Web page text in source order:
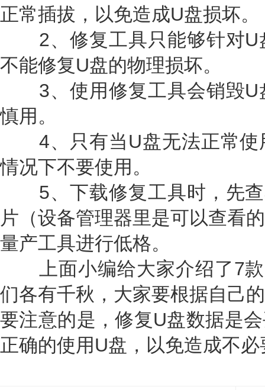
正常插拔，以免造成U盘损坏。
2、修复工具只能够针对U
不能修复U盘的物理损坏。
3、使用修复工具会销毁U
慎用。
4、只有当U盘无法正常使
情况下不要使用。
5、下载修复工具时，先查
片（设备管理器里是可以查看
量产工具进行低格。
上面小编给大家介绍了7款
们各有千秋，大家要根据自己
要注意的是，修复U盘数据是
正确的使用U盘，以免造成不